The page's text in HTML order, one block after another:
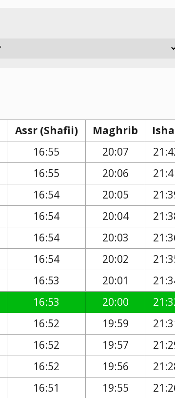
Assr (Shafii) Maghrib
16:55 20:07
16:55 20:06
16:54 20:05
16:54 20:04
16:54 20:03
16:54 20:02
16:53 20:01
16:53 20:00
16:52 19:59
16:52 19:57
16:52 19:56
16:51 19:55